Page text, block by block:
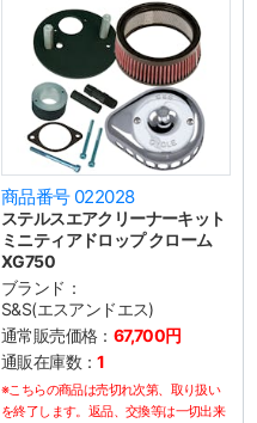
商品番号 022028
ステルスエアクリーナーキット
ミニティアドロップ クローム
XG750
ブランド：
S&S(エスアンドエス)
通常販売価格： 67,700円
通販在庫数：1
※こちらの商品は売切れ次第、取り扱い
を終了します。返品、交換等は一切出来